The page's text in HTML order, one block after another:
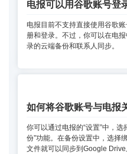
电报可以用谷歌账号登
电报目前不支持直接使用谷歌
册和登录。不过，你可以在电
录的云端备份和联系人同步。
如何将谷歌账号与电报
你可以通过电报的“设置”中，选
份”功能。在备份设置中，选择
文件就可以同步到Google Drive